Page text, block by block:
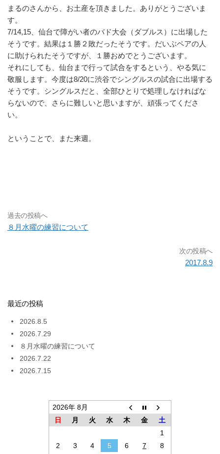
まるのさんから、お土産を頂きました。ありがとうございま
す。
7/14,15、仙台で障がい者のバド大会（ダブルス）に出場した
そうです。結果は１勝２敗だったそうです。だいぶペアの人
に助けられたそうですが、１勝おめでとうございます。
それにしても、仙台まで行って試合をするという、やる気に
敬服します。今度は8/20に渋谷でシングルスの試合に出場する
そうです。シングルスだと、全部ひとりで処理しなければな
らないので、さらに難しいと思いますが、頑張ってくださ
い。
ということで、また来週。
過去の投稿へ
８月水曜の練習について
次の投稿へ
2017.8.9
最近の投稿
2026.8.5
2026.7.29
８月水曜の練習について
2026.7.22
2026.7.15
2026年 8月
日
月 火 水 木 金
土
1
2
3 4 5 6 7 8